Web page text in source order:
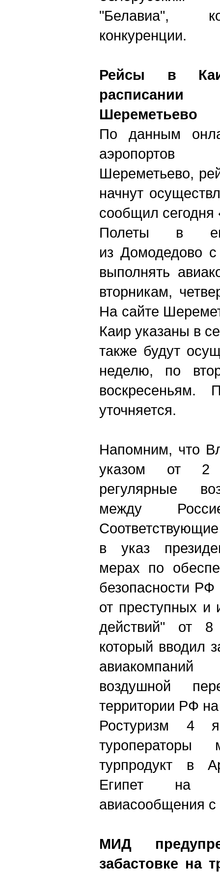
"Белавиа",
конкуренции.
Рейсы в
Шереметьево
По данным
Шереметьево,
начнут
сообщил
Полеты в
из Домодедово
выполнять
вторникам,
На сайте
Каир указаны в
также будут
неделю, по
воскресеньям.
уточняется.
Напомним, что
указом от 2
регулярные
между
в указ
мерах по
безопасности
от преступных и
действий" от
который вводил
авиакомпаний
воздушной
территории РФ
Ростуризм 4
туроператоры
турпродукт в
Египет на
авиасообщения
МИД
забастовке на